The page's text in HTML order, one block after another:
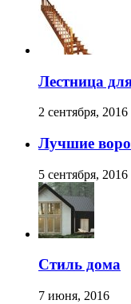
Лестница
2 сентября, 2016
Лучшие
5 сентября, 2016
Стиль дома
7 июня, 2016